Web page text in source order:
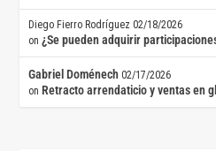
Diego Fierro Rodríguez 02/18/2026
on¿Se pueden adquirir
Gabriel Doménech 02/17/2026
on Retracto arrendaticio y ventas en